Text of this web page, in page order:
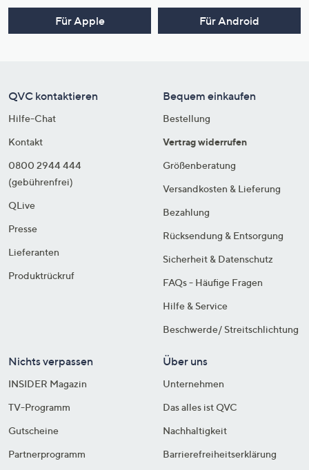
Für Apple Für Android
QVC kontaktieren
Hilfe-Chat
Kontakt
0800 2944 444
(gebührenfrei)
QLive
Presse
Lieferanten
Produktrückruf
Bequem einkaufen
Bestellung
Vertrag widerrufen
Größenberatung
Versandkosten & Lieferung
Bezahlung
Rücksendung & Entsorgung
Sicherheit & Datenschutz
FAQs - Häufige Fragen
Hilfe & Service
Beschwerde/ Streitschlichtung
Nichts verpassen
INSIDER Magazin
TV-Programm
Gutscheine
Partnerprogramm
Über uns
Unternehmen
Das alles ist QVC
Nachhaltigkeit
Barrierefreiheitserklärung